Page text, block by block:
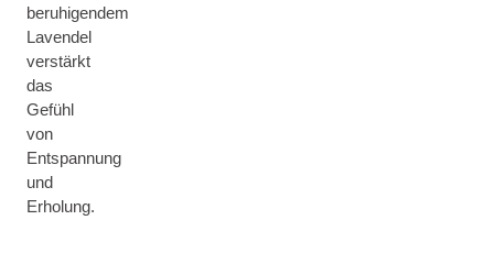
beruhigendem
Lavendel
verstärkt
das
Gefühl
von
Entspannung
und
Erholung.